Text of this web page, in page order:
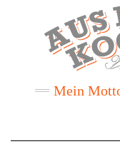
Mein